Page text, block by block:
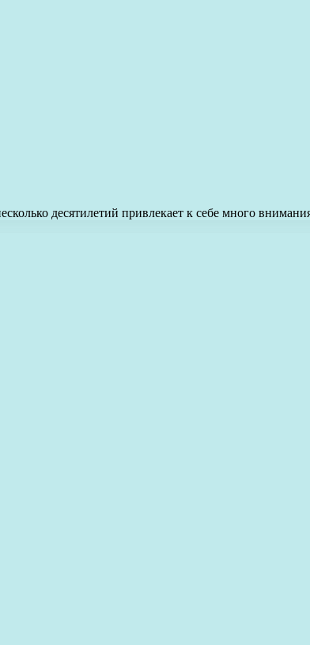
десятилетий привлекает к себе много